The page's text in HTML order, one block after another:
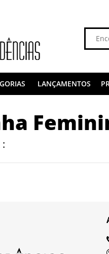
LANÇAMENTOS